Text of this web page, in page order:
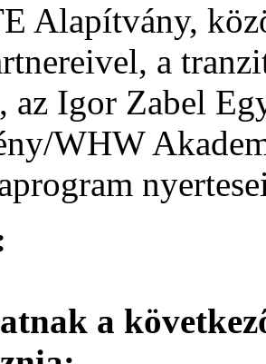
Alapítvány,
a
az Igor Zabel
WHW
a